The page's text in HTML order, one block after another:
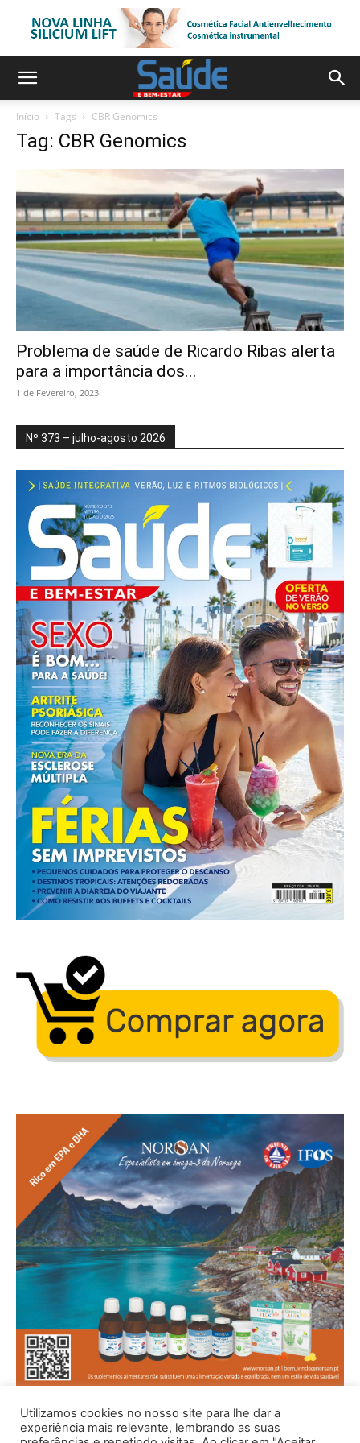
Início Tags CBR Genomics
Tag: CBR Genomics
Problema de saúde de Ricardo Ribas alerta
para a importância dos...
1 de Fevereiro, 2023
Nº 373 – julho-agosto 2026
Utilizamos cookies no nosso site para lhe dar a
experiência mais relevante, lembrando as suas